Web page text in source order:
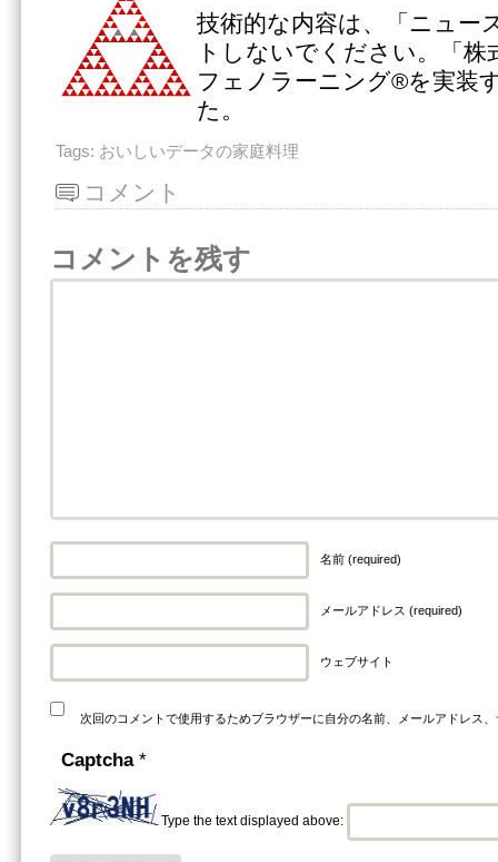
技術的な内容は、「ニュー
トしないでください。「
フェノラーニング®を実装
た。
Tags: おいしいデータの家庭料理
コメント
コメントを残す
名前 (required)
メールアドレス (required)
ウェブサイト
次回のコメントで使用するためブラウザーに自分の名前、メールアドレス
Captcha *
Type the text displayed above: